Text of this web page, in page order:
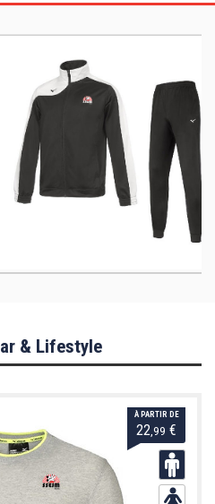
Accessoires
& Lifestyle
À PARTIR DE
22 ,99 €